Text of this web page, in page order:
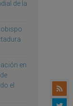
de la
obispo
en
el